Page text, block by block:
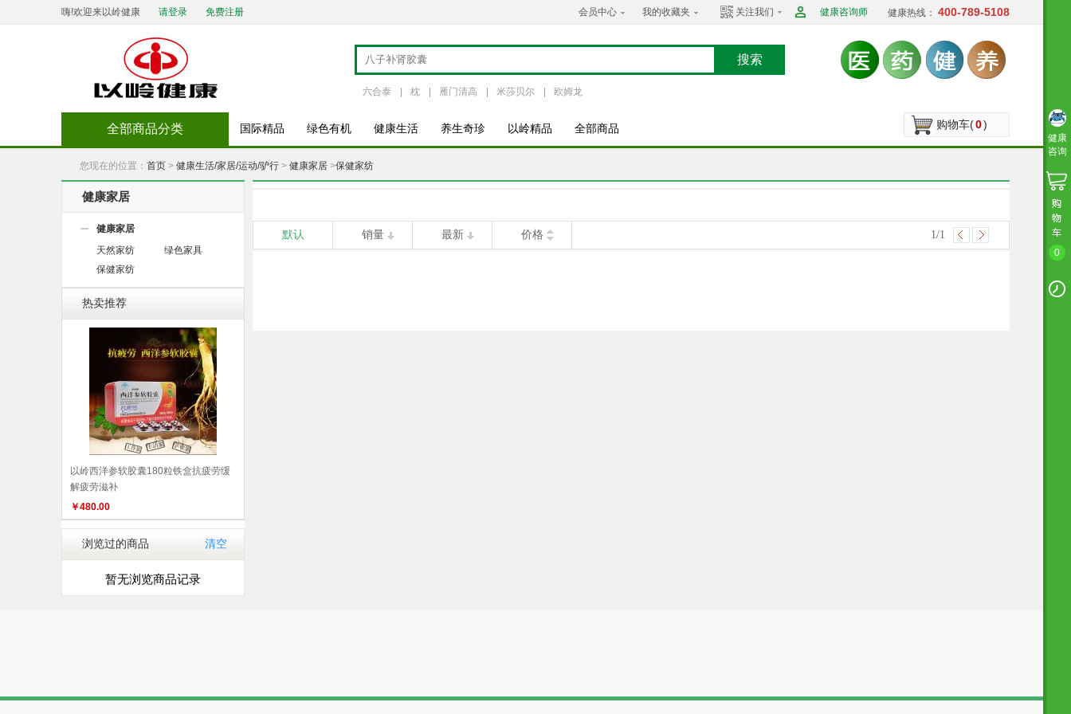
嗨!欢迎来以岭健康 请登录 免费注册 会员中心 我的收藏夹 关注我们 健康咨询师 健康热线： 400-789-5108
搜索
六合泰 枕 雁门清高 米莎贝尔 欧姆龙
购物车(0)
全部商品分类 国际精品 绿色有机 健康生活 养生奇珍 以岭精品 全部商品
您现在的位置： 首页 > 健康生活/家居/运动/驴行 > 健康家居 >保健家纺
健康家居
健康家居
天然家纺
绿色家具
保健家纺
热卖推荐
以岭西洋参软胶囊180粒铁盒抗疲劳缓
解疲劳滋补
￥480.00
浏览过的商品 清空
暂无浏览商品记录
默认 销量 最新 价格 1/1
健康
咨询
0